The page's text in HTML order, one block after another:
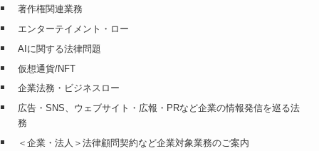
著作権関連業務
エンターテイメント・ロー
AIに関する法律問題
仮想通貨/NFT
企業法務・ビジネスロー
広告・SNS、ウェブサイト・広報・PRなど企業の情報発信を巡る法
務
＜企業・法人＞法律顧問契約など企業対象業務のご案内